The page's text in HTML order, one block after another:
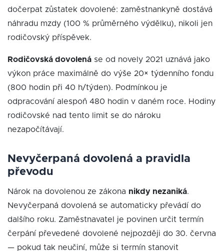
dočerpat zůstatek dovolené: zaměstnankyně dostává
náhradu mzdy (100 % průměrného výdělku), nikoli jen
rodičovský příspěvek.
Rodičovská dovolená se od novely 2021 uznává jako
výkon práce maximálně do výše 20× týdenního fondu
(800 hodin při 40 h/týden). Podmínkou je
odpracování alespoň 480 hodin v daném roce. Hodiny
rodičovské nad tento limit se do nároku
nezapočítávají.
Nevyčerpaná dovolená a pravidla
převodu
Nárok na dovolenou ze zákona nikdy nezaniká.
Nevyčerpaná dovolená se automaticky převádí do
dalšího roku. Zaměstnavatel je povinen určit termín
čerpání převedené dovolené nejpozději do 30. června
— pokud tak neučiní, může si termín stanovit